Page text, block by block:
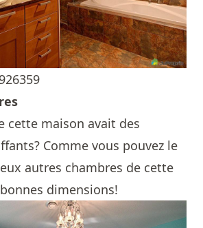
cette maison avait des
Comme vous pouvez le
autres chambres de cette
dimensions!